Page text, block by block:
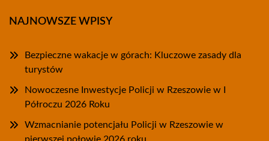
NAJNOWSZE WPISY
Bezpieczne wakacje w górach: Kluczowe zasady dla
turystów
Nowoczesne Inwestycje Policji w Rzeszowie w I
Półroczu 2026 Roku
Wzmacnianie potencjału Policji w Rzeszowie w